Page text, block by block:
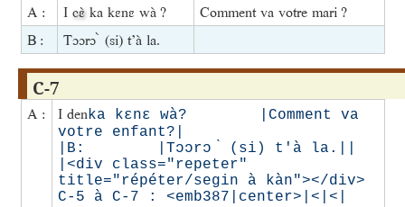
A : I cɛ̀ka kɛnɛ wà ?
Comment va votre mari ?
B :
Tɔɔrɔ ̀ (si) t’à la.
C-7
A : I denka kɛnɛ wà?        |Comment va
votre enfant?|
|B:        |Tɔɔrɔ ̀ (si) t'à la.||
|<div class="repeter"
title="répéter/segin à kàn"></div>
C-5 à C-7 : <emb387|center>|<|<|